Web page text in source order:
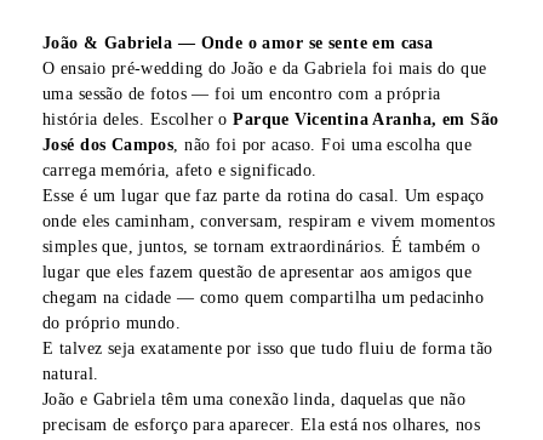
João & Gabriela — Onde o amor se sente em casa
O ensaio pré-wedding do João e da Gabriela foi mais do que
uma sessão de fotos — foi um encontro com a própria
história deles. Escolher oParque Vicentina Aranha, em São
José dos Campos, não foi por acaso. Foi uma escolha que
carrega memória, afeto e significado.
Esse é um lugar que faz parte da rotina do casal. Um espaço
onde eles caminham, conversam, respiram e vivem momentos
simples que, juntos, se tornam extraordinários. É também o
lugar que eles fazem questão de apresentar aos amigos que
chegam na cidade — como quem compartilha um pedacinho
do próprio mundo.
E talvez seja exatamente por isso que tudo fluiu de forma tão
natural.
João e Gabriela têm uma conexão linda, daquelas que não
precisam de esforço para aparecer. Ela está nos olhares, nos